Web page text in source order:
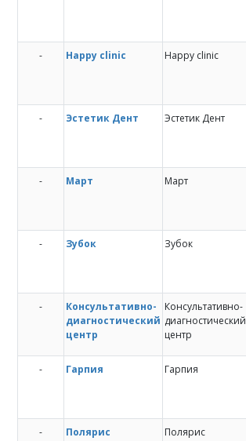
- Happy clinic Happy clinic
- Эстетик Дент Эстетик Дент
- Март Март
- Зубок Зубок
-
Консультативно-
диагностический
центр
Консультативно-
диагностический
центр
- Гарпия Гарпия
- Полярис Полярис